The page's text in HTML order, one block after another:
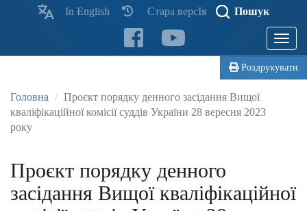
In English Стара версІя Пошук
Toggle
Роздрукувати
Головна
Проєкт порядку денного засідання Вищої
кваліфікаційної комісії суддів України 28 вересня 2023
року
Проєкт порядку денного
засідання Вищої кваліфікаційної